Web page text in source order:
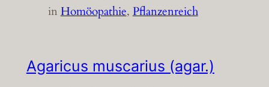
inHomöopathie, Pflanzenreich
Agaricus muscarius (agar.)